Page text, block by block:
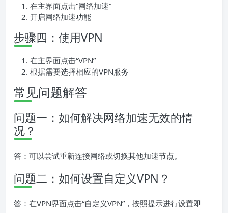
在主界面点击“网络加速”
开启网络加速功能
步骤四：使用VPN
在主界面点击“VPN”
根据需要选择相应的VPN服务
常见问题解答
问题一：如何解决网络加速无效的情
况？
答：可以尝试重新连接网络或切换其他加速节点。
问题二：如何设置自定义VPN？
答：在VPN界面点击“自定义VPN”，按照提示进行设置即